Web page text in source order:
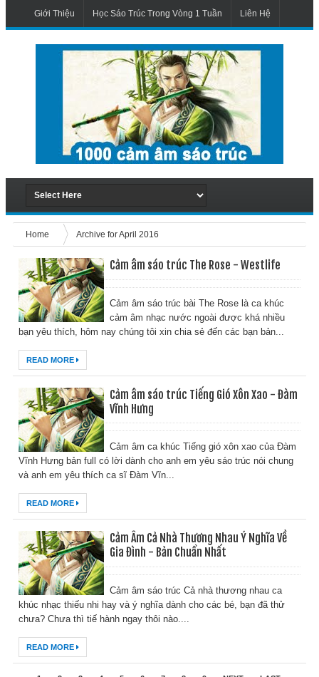
Giới Thiệu Học Sáo Trúc Trong Vòng 1 Tuần Liên Hệ
Home Archive for April 2016
Cảm âm sáo trúc The Rose - Westlife
Cảm âm sáo trúc bài The Rose là ca khúc
cảm âm nhạc nước ngoài được khá nhiều
bạn yêu thích, hôm nay chúng tôi xin chia sẻ đến các bạn bản...
READ MORE
Cảm âm sáo trúc Tiếng Gió Xôn Xao - Đàm
Vĩnh Hưng
Cảm âm ca khúc Tiếng gió xôn xao của Đàm
Vĩnh Hưng bản full có lời dành cho anh em yêu sáo trúc nói chung
và anh em yêu thích ca sĩ Đàm Vĩn...
READ MORE
Cảm Âm Cả Nhà Thương Nhau Ý Nghĩa Về
Gia Đình - Bản Chuẩn Nhất
Cảm âm sáo trúc Cả nhà thương nhau ca
khúc nhạc thiếu nhi hay và ý nghĩa dành cho các bé, bạn đã thử
chưa? Chưa thì tiế hành ngay thôi nào....
READ MORE